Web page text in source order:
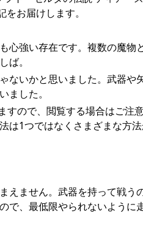
お届けします。
心強い存在です。複数の魔物
ば。
ないかと思いました。武器や
ました。
ので、閲覧する場合はご注
1つではなくさまざまな方法
えません。武器を持って戦う
、最低限やられないように